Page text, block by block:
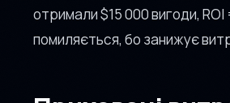
отримали $15 000 вигоди,
помиляється, бо занижує